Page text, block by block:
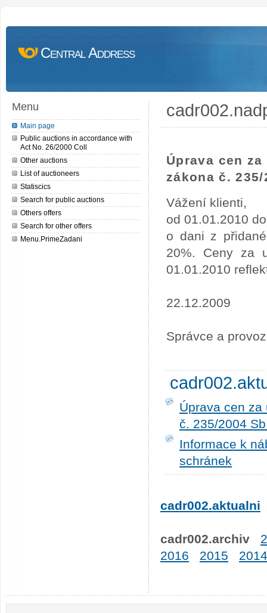
Central Address
Menu
Main page
Public auctions in accordance with
Act No. 26/2000 Coll
Other auctions
List of auctioneers
Statiscics
Search for public auctions
Others offers
Search for other offers
Menu.PrimeZadani
Úprava cen
zákona č. 235/
Vážení klienti,
od 01.01.2010
o dani z
20%. Ceny za
01.01.2010
22.12.2009
Správce a
Úprava cen
č. 235/2004
Informace k
schránek
cadr002.aktualni
cadr002.archiv
2016
2015 2014